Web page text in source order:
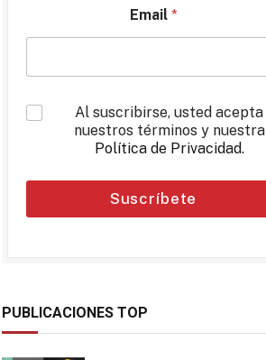
Email *
*
Al suscribirse, usted acepta
nuestros términos y nuestra
Política de Privacidad.
Suscríbete
PUBLICACIONES TOP